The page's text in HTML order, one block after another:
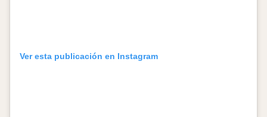
Ver esta publicación en Instagram